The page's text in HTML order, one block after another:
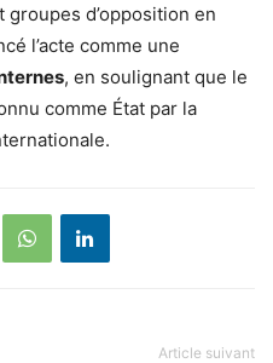
d’opposition en
l’acte comme une
, en soulignant que le
comme État par la
Article suivant